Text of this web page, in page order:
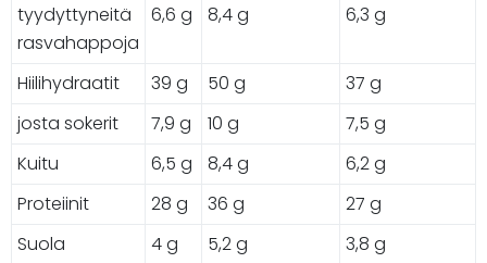
tyydyttyneitä
rasvahappoja
6,6 g 8,4 g 6,3 g
Hiilihydraatit 39 g 50 g
37 g
josta sokerit
7,9 g 10 g
7,5 g
Kuitu
6,5 g 8,4 g
6,2 g
Proteiinit
28 g 36 g
27 g
Suola
4 g 5,2 g 3,8 g